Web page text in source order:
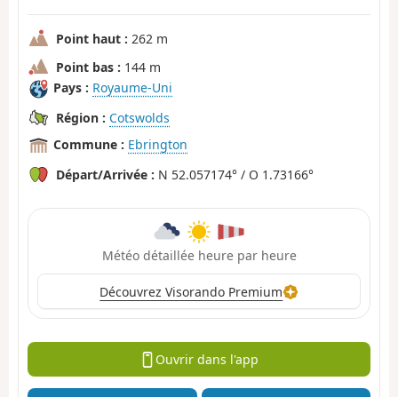
Point haut : 262 m
Point bas : 144 m
Pays : Royaume-Uni
Région : Cotswolds
Commune : Ebrington
Départ/Arrivée : N 52.057174° / O 1.73166°
Météo détaillée heure par heure
Découvrez Visorando Premium
Ouvrir dans l'app